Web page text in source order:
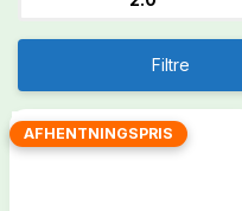
Filtre
AFHENTNINGSPRIS